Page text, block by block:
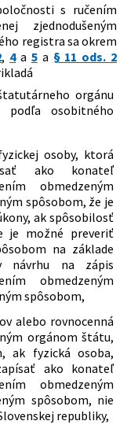
s ručením
zjednodušeným
registra sa okrem
, 4a 5a § 11 ods. 2
orgánu
podľa osobitného
osoby, ktorá
ako konateľ
obmedzeným
spôsobom, že je
ak spôsobilosť
je možné preveriť
na základe
návrhu na zápis
obmedzeným
spôsobom,
alebo rovnocenná
orgánom štátu,
ak fyzická osoba,
ako konateľ
obmedzeným
spôsobom, nie
republiky,